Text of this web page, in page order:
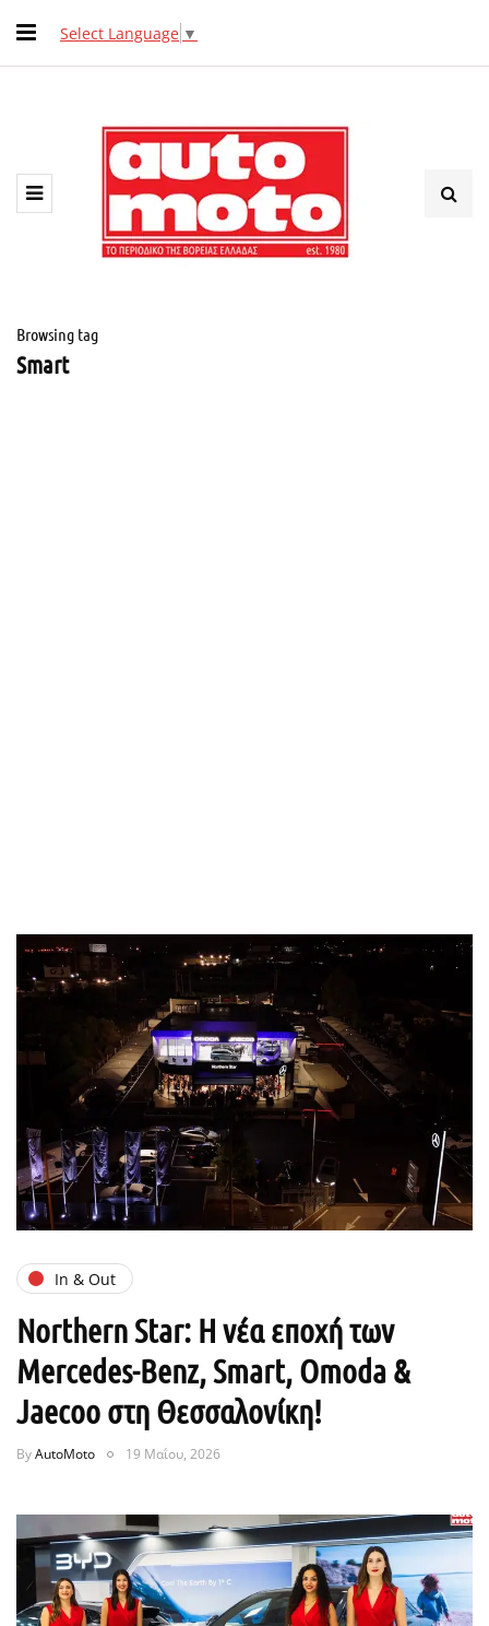
Select Language ▼
Browsing tag
Smart
In & Out
Northern Star: Η νέα εποχή των
Mercedes-Benz, Smart, Omoda &
Jaecoo στη Θεσσαλονίκη!
ByAutoMoto 19 Μαΐου, 2026